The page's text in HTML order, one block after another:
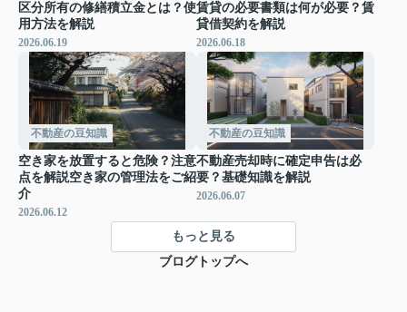
区分所有の修繕積立金とは？使
用方法を解説
2026.06.19
賃貸の必要書類は何が必要？賃
貸借契約を解説
2026.06.18
不動産の豆知識
空き家を放置すると危険？注意
点を解説空き家の管理法をご紹
介
2026.06.12
不動産の豆知識
不動産売却時に確定申告は必
要？基礎知識を解説
2026.06.07
もっと見る
ブログトップへ